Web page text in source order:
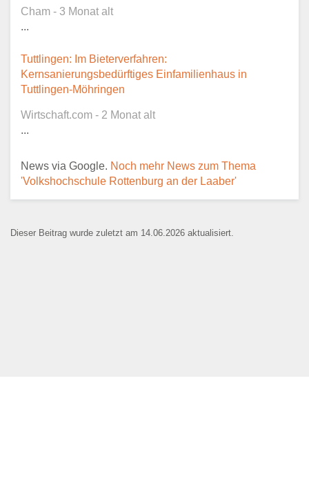
öffentlich sichtbar.
Ansprechpartner
Cham - 3 Monat alt
...
Tuttlingen: Im Bieterverfahren:
Kernsanierungsbedürftiges Einfamilienhaus in
Tuttlingen-Möhringen
Wirtschaft.com - 2 Monat alt
...
News via Google. Noch mehr News zum Thema
'Volkshochschule Rottenburg an der Laaber'
Dieser Beitrag wurde zuletzt am 14.06.2026 aktualisiert.